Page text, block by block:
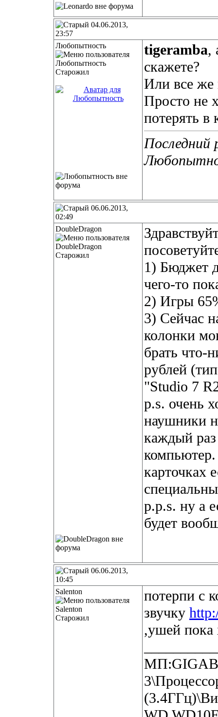
04.06.2013,
23:57
Любопытность
Старожил
tigeramba,
скажете?
Или все же
Просто не
потерять в
Последний
06.06.2013,
02:49
DoubleDragon
Старожил
1) Бюджет
чего-то
2) Игры
3) Сейчас
колонки
брать что-
рублей
"Studio 7
p.s. очень
наушники
каждый раз
карточках
p.p.s. ну а
будет
06.06.2013,
10:45
Salenton
Старожил
потерпи с
звучку
,ушей пока